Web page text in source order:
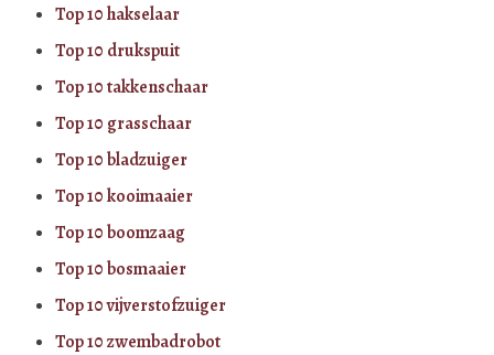
Top 10 hakselaar
Top 10 drukspuit
Top 10 takkenschaar
Top 10 grasschaar
Top 10 bladzuiger
Top 10 kooimaaier
Top 10 boomzaag
Top 10 bosmaaier
Top 10 vijverstofzuiger
Top 10 zwembadrobot